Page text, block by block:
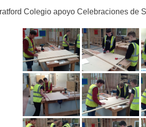
Colegio apoyo Celebraciones de